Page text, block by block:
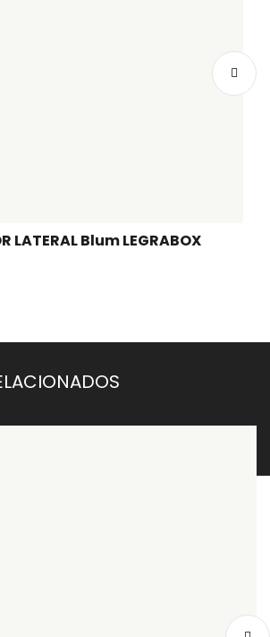
LATERAL Blum LEGRABOX